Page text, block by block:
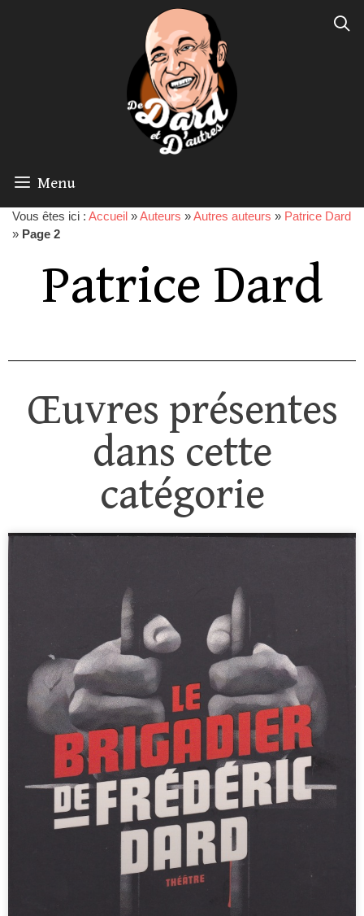
Menu
Vous êtes ici : Accueil »Auteurs »Autres auteurs » Patrice Dard
» Page 2
Patrice Dard
Œuvres présentes
dans cette
catégorie